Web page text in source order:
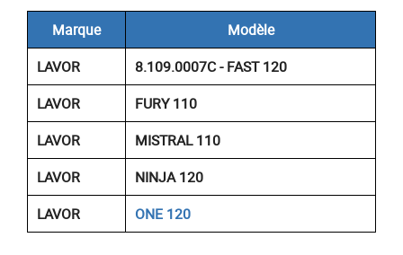
Marque
Modèle
LAVOR
8.109.0007C - FAST 120
LAVOR
FURY 110
LAVOR
MISTRAL 110
LAVOR
NINJA 120
LAVOR
ONE 120